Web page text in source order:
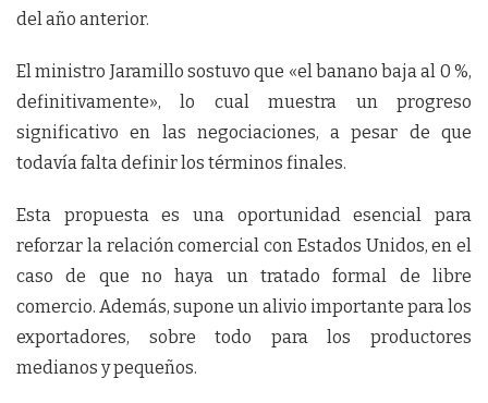
del año anterior.
El ministro Jaramillo sostuvo que «el banano baja al 0 %,
definitivamente», lo cual muestra un progreso
significativo en las negociaciones, a pesar de que
todavía falta definir los términos finales.
Esta propuesta es una oportunidad esencial para
reforzar la relación comercial con Estados Unidos, en el
caso de que no haya un tratado formal de libre
comercio. Además, supone un alivio importante para los
exportadores, sobre todo para los productores
medianos y pequeños.